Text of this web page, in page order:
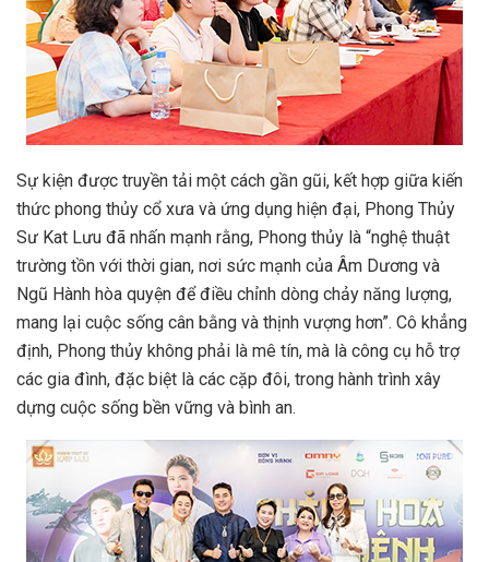
Sự kiện được truyền tải một cách gần gũi, kết hợp giữa kiến
thức phong thủy cổ xưa và ứng dụng hiện đại, Phong Thủy
Sư Kat Lưu đã nhấn mạnh rằng, Phong thủy là “nghệ thuật
trường tồn với thời gian, nơi sức mạnh của Âm Dương và
Ngũ Hành hòa quyện để điều chỉnh dòng chảy năng lượng,
mang lại cuộc sống cân bằng và thịnh vượng hơn”. Cô khẳng
định, Phong thủy không phải là mê tín, mà là công cụ hỗ trợ
các gia đình, đặc biệt là các cặp đôi, trong hành trình xây
dựng cuộc sống bền vững và bình an.